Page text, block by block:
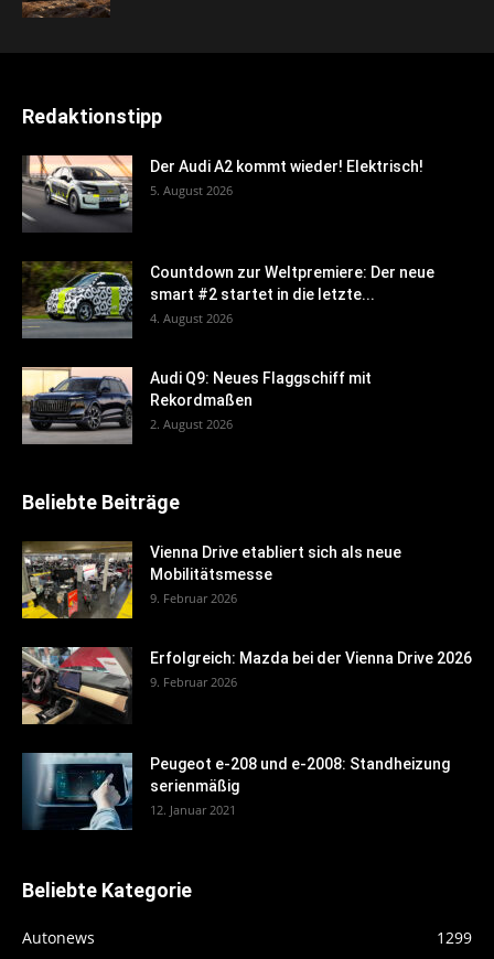
Redaktionstipp
Der Audi A2 kommt wieder! Elektrisch!
5. August 2026
Countdown zur Weltpremiere: Der neue
smart #2 startet in die letzte...
4. August 2026
Audi Q9: Neues Flaggschiff mit
Rekordmaßen
2. August 2026
Beliebte Beiträge
Vienna Drive etabliert sich als neue
Mobilitätsmesse
9. Februar 2026
Erfolgreich: Mazda bei der Vienna Drive 2026
9. Februar 2026
Peugeot e-208 und e-2008: Standheizung
serienmäßig
12. Januar 2021
Beliebte Kategorie
Autonews
1299